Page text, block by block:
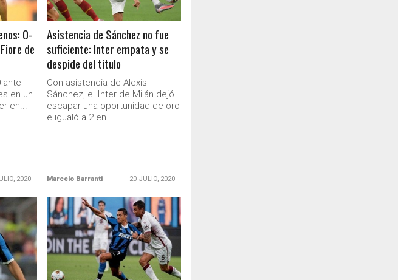
0-
de
ante
en un
en...
2020
Asistencia de Sánchez no fue
suficiente: Inter empata y se
despide del título
Con asistencia de Alexis
Sánchez, el Inter de Milán dejó
escapar una oportunidad de oro
e igualó a 2 en...
Marcelo Barranti 20 JULIO, 2020
LEER MÁS